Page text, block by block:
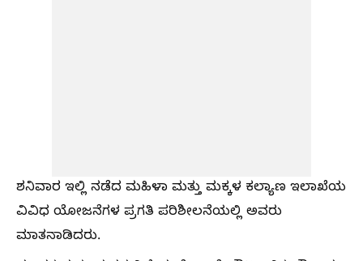
ಶನಿವಾರ ಇಲ್ಲಿ ನಡೆದ ಮಹಿಳಾ ಮತ್ತು ಮಕ್ಕಳ ಕಲ್ಯಾಣ ಇಲಾಖೆಯ
ವಿವಿಧ ಯೋಜನೆಗಳ ಪ್ರಗತಿ ಪರಿಶೀಲನೆಯಲ್ಲಿ ಅವರು
ಮಾತನಾಡಿದರು.